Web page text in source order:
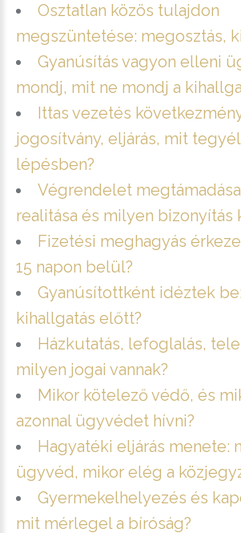
Osztatlan közös tulajdon
megszüntetése: megosztás,
Gyanúsítás vagyon elleni
mondj, mit ne mondj a
Ittas vezetés
jogosítvány, eljárás, mit
lépésben?
Végrendelet
realitása és milyen bizonyítás
Fizetési meghagyás
15 napon belül?
Gyanúsítottként idéztek
kihallgatás előtt?
Házkutatás, lefoglalás,
milyen jogai vannak?
Mikor kötelező védő, és
azonnal ügyvédet hívni?
Hagyatéki eljárás menete:
ügyvéd, mikor elég a
Gyermekelhelyezés és
mit mérlegel a bíróság?